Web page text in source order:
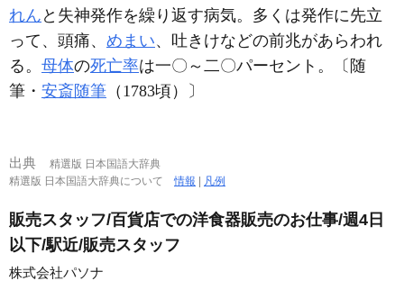
れん と失神発作を繰り返す病気。多くは発作に先立
って、頭痛、 めまい、吐きけなどの前兆があらわれ
る。 母体の死亡率は一〇～二〇パーセント。〔随
筆・ 安斎随筆 （1783頃）〕
出典
精選版 日本国語大辞典
精選版 日本国語大辞典について情報 凡例
販売スタッフ/百貨店での洋食器販売のお仕事/週4日
以下/駅近/販売スタッフ
株式会社パソナ